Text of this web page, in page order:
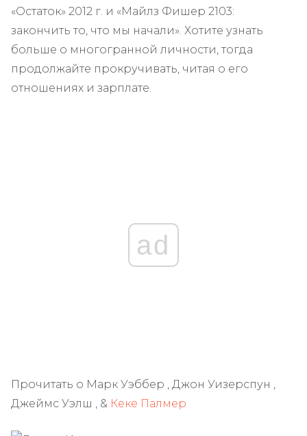
«Остаток» 2012 г. и «Майлз Фишер 2103:
закончить то, что мы начали». Хотите узнать
больше о многогранной личности, тогда
продолжайте прокручивать, читая о его
отношениях и зарплате.
ad
Прочитать о Марк Уэббер , Джон Уизерспун ,
Джеймс Уэлш , & Кеке Палмер